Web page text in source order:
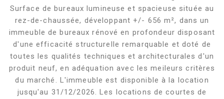
Surface de bureaux lumineuse et spacieuse située au
rez-de-chaussée, développant +/- 656 m², dans un
immeuble de bureaux rénové en profondeur disposant
d'une efficacité structurelle remarquable et doté de
toutes les qualités techniques et architecturales d'un
produit neuf, en adéquation avec les meileurs critères
du marché. L'immeuble est disponible à la location
jusqu'au 31/12/2026. Les locations de courtes de